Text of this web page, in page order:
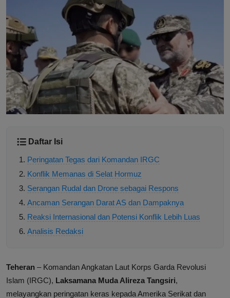
Daftar Isi
Peringatan Tegas dari Komandan IRGC
Konflik Memanas di Selat Hormuz
Serangan Rudal dan Drone sebagai Respons
Ancaman Serangan Darat AS dan Dampaknya
Reaksi Internasional dan Potensi Konflik Lebih Luas
Analisis Redaksi
Teheran – Komandan Angkatan Laut Korps Garda Revolusi
Islam (IRGC), Laksamana Muda Alireza Tangsiri,
melayangkan peringatan keras kepada Amerika Serikat dan